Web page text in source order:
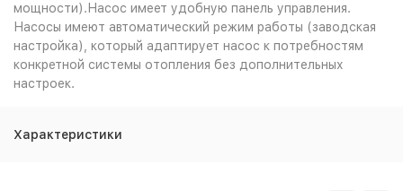
мощности).Насос имеет удобную панель управления.
Насосы имеют автоматический режим работы (заводская
настройка), который адаптирует насос к потребностям
конкретной системы отопления без дополнительных
настроек.
Характеристики